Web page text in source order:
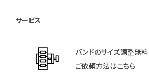
示切り替え・スタンドつき
＊保証書について
サービス
バンドのサイズ調整無料
ご依頼方法はこちら